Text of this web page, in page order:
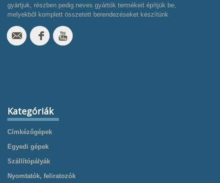
gyártjuk, részben pedig neves gyártók termékeit építjük be,
melyekből komplett összetett berendezéseket készítünk
Kategóriák
Címkézőgépek
Egyedi gépek
Szállítópályák
Nyomtatók, feliratozók